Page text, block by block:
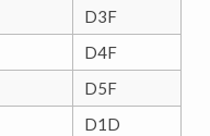
D3F
D4F
D5F
D1D